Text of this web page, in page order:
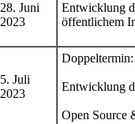
28. Juni
2023
Entwicklung
öffentlichem
5. Juli
2023
Doppeltermin:
Entwicklung
Open Source